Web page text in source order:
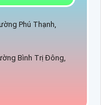
Phú Thạnh,
Bình Trị Đông,